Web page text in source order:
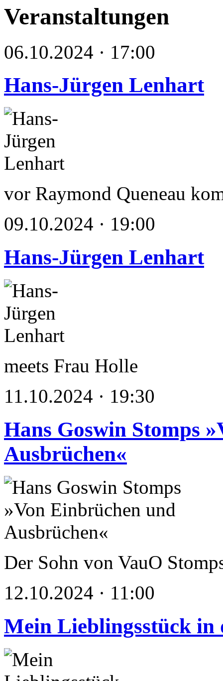
Veranstaltungen
06.10.2024 · 17:00
Hans-Jürgen Lenhart
vor Raymond Queneau
09.10.2024 · 19:00
Hans-Jürgen Lenhart
meets Frau Holle
11.10.2024 · 19:30
Hans Goswin Stomps
Ausbrüchen«
Der Sohn von VauO
12.10.2024 · 11:00
Mein Lieblingsstück in